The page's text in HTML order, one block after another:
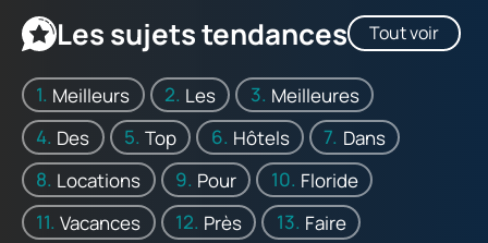
Les sujets tendances Tout voir
Meilleurs Les
Meilleures
Des
Top Hôtels
Dans
Locations
Pour
Floride
Vacances
Près Faire